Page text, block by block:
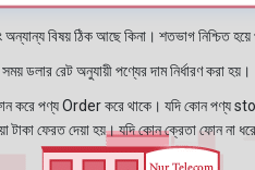
বিষয় ঠিক আছে কিনা। শতভাগ নিশ্চিত
ডলার রেট অনুযায়ী পণ্যের দাম নির্ধারণ করা হয়।
পণ্য Order করে থাকে। যদি কোন পণ্য
টাকা ফেরত দেয়া হয়। যদি কোন ক্রেতা ফোন